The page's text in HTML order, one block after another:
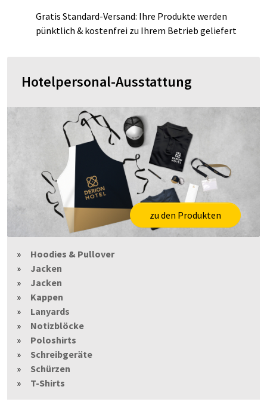
Gratis Standard-Versand: Ihre Produkte werden
pünktlich & kostenfrei zu Ihrem Betrieb geliefert
Hotelpersonal-Ausstattung
zu den Produkten
Hoodies & Pullover
Jacken
Jacken
Kappen
Lanyards
Notizblöcke
Poloshirts
Schreibgeräte
Schürzen
T-Shirts